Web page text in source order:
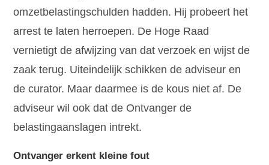
omzetbelastingschulden hadden. Hij probeert het
arrest te laten herroepen. De Hoge Raad
vernietigt de afwijzing van dat verzoek en wijst de
zaak terug. Uiteindelijk schikken de adviseur en
de curator. Maar daarmee is de kous niet af. De
adviseur wil ook dat de Ontvanger de
belastingaanslagen intrekt.
Ontvanger erkent kleine fout